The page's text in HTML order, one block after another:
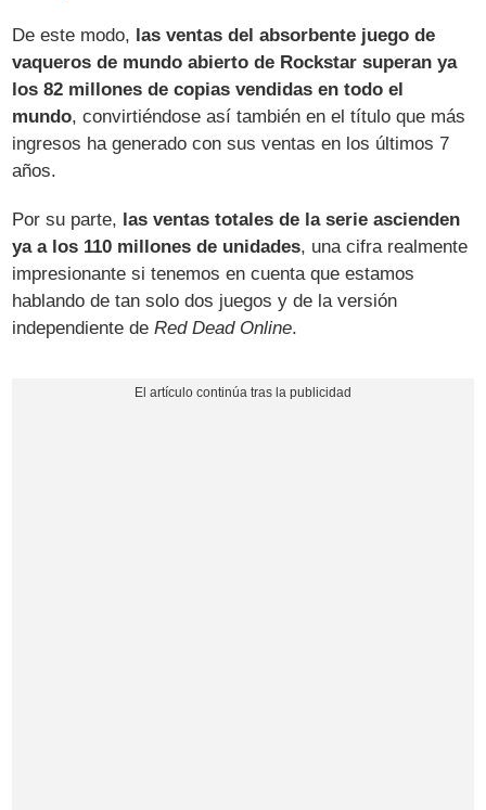
De este modo, las ventas del absorbente juego de
vaqueros de mundo abierto de Rockstar superan ya
los 82 millones de copias vendidas en todo el
mundo, convirtiéndose así también en el título que más
ingresos ha generado con sus ventas en los últimos 7
años.
Por su parte, las ventas totales de la serie ascienden
ya a los 110 millones de unidades, una cifra realmente
impresionante si tenemos en cuenta que estamos
hablando de tan solo dos juegos y de la versión
independiente deRed Dead Online.